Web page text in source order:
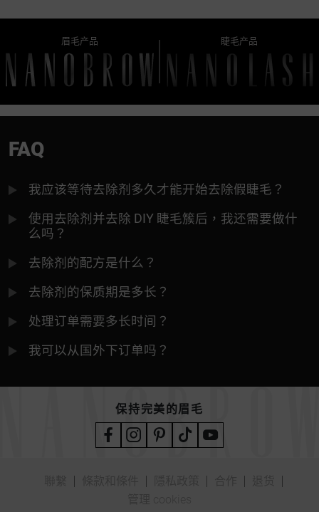
眉毛产品 睫毛产品
FAQ
我应该等待去除剂多久才能开始去除假睫毛？
使用去除剂并去除 DIY 睫毛簇后，我还需要做什
么吗？
去除剂的配方是什么？
去除剂的保质期是多长？
处理订单需要多长时间？
我可以从国外下订单吗？
保持完美的眉毛